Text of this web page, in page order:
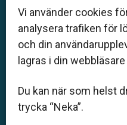
Vi använder cookies
analysera trafiken för
och din
lagras i din
Du kan när som helst
trycka “Neka”.
är
förbund
både när det